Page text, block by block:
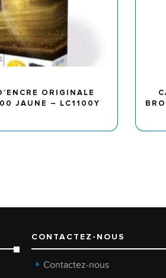
ORIGINALE
JAUNE – LC1100Y
CONTACTEZ-NOUS
Contactez-nous